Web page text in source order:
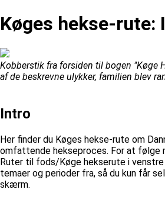
Køges hekse-rute:
Kobberstik fra forsiden til bogen "Køge
af de beskrevne ulykker, familien blev
Intro
Her finder du Køges hekse-rute om
omfattende hekseproces. For at følge
Ruter til fods/Køge hekserute i venstre
temaer og perioder fra, så du kun får
skærm.